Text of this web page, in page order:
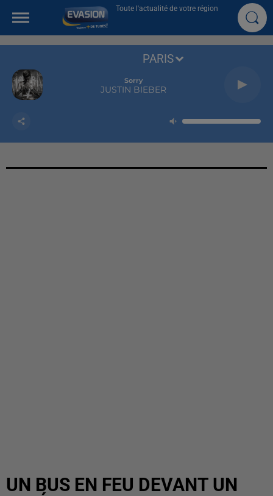
Toute l'actualité de votre région
Sorry
JUSTIN BIEBER
PARIS
UN BUS EN FEU DEVANT UN